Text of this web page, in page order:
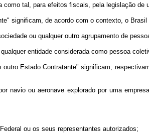
tal, para efeitos fiscais, pela legislação de
significam, de acordo com o contexto, o Brasil
ou qualquer outro agrupamento de
entidade considerada como pessoa
Estado Contratante" significam,
ou aeronave explorado por uma
ou os seus representantes autorizados;